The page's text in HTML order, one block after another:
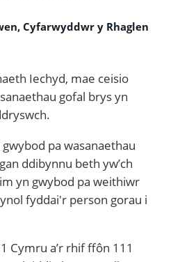
Cyfarwyddwr y Rhaglen
Iechyd, mae ceisio
gofal brys yn
pa wasanaethau
ddibynnu beth yw’ch
yn gwybod pa weithiwr
fyddai'r person gorau i
Cymru a’r rhif ffôn 111